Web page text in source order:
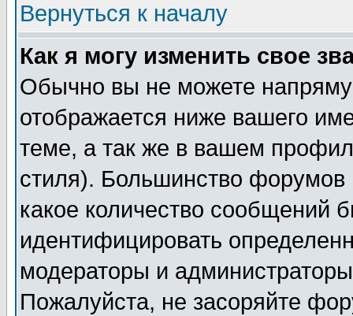
Вернуться к началу
Как я могу изменить свое
Обычно вы не можете
отображается ниже вашего
теме, а так же в вашем
стиля). Большинство форумов
какое количество сообщений
идентифицировать
модераторы и
Пожалуйста, не засоряйте